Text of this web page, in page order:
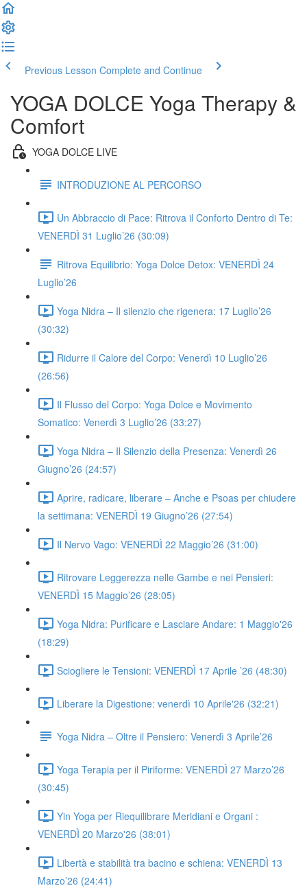
Previous Lesson Complete and Continue
YOGA DOLCE Yoga Therapy &
Comfort
YOGA DOLCE LIVE
INTRODUZIONE AL PERCORSO
Un Abbraccio di Pace: Ritrova il Conforto Dentro di Te:
VENERDÌ 31 Luglio’26 (30:09)
Ritrova Equilibrio: Yoga Dolce Detox: VENERDÌ 24
Luglio’26
Yoga Nidra – Il silenzio che rigenera: 17 Luglio’26
(30:32)
Ridurre il Calore del Corpo: Venerdì 10 Luglio’26
(26:56)
Il Flusso del Corpo: Yoga Dolce e Movimento
Somatico: Venerdì 3 Luglio’26 (33:27)
Yoga Nidra – Il Silenzio della Presenza: Venerdì 26
Giugno’26 (24:57)
Aprire, radicare, liberare – Anche e Psoas per chiudere
la settimana: VENERDÌ 19 Giugno’26 (27:54)
Il Nervo Vago: VENERDÌ 22 Maggio’26 (31:00)
Ritrovare Leggerezza nelle Gambe e nei Pensieri:
VENERDÌ 15 Maggio’26 (28:05)
Yoga Nidra: Purificare e Lasciare Andare: 1 Maggio'26
(18:29)
Sciogliere le Tensioni: VENERDÌ 17 Aprile ’26 (48:30)
Liberare la Digestione: venerdì 10 Aprile'26 (32:21)
Yoga Nidra – Oltre il Pensiero: Venerdì 3 Aprile’26
Yoga Terapia per il Piriforme: VENERDÌ 27 Marzo’26
(30:45)
Yin Yoga per Riequilibrare Meridiani e Organi :
VENERDÌ 20 Marzo'26 (38:01)
Libertà e stabilità tra bacino e schiena: VENERDÌ 13
Marzo’26 (24:41)